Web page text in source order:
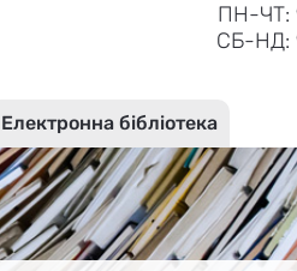
ПН-ЧТ:
СБ-НД:
Електронна бібліотека